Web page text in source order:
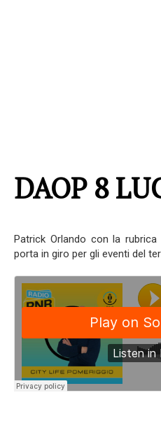
DAOP 8
Patrick Orlando con la
porta in giro per gli eventi del